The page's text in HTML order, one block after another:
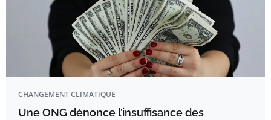
CHANGEMENT CLIMATIQUE
Une ONG dénonce l’insuffisance des